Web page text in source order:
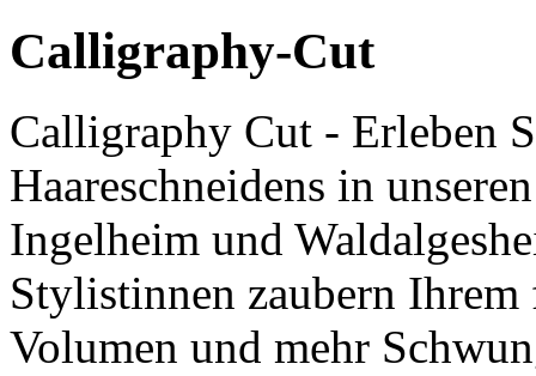
Calligraphy-Cut
Calligraphy Cut - Erleben
Haareschneidens in
Ingelheim und
Stylistinnen zaubern
Volumen und mehr